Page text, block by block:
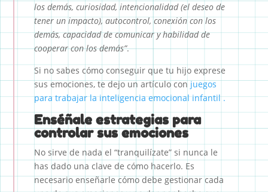
los demás, curiosidad, intencionalidad (el deseo de
tener un impacto), autocontrol, conexión con los
demás, capacidad de comunicar y habilidad de
cooperar con los demás”.
Si no sabes cómo conseguir que tu hijo exprese
sus emociones, te dejo un artículo conjuegos
para trabajar la inteligencia emocional infantil .
Enséñale estrategias para
controlar sus emociones
No sirve de nada el “tranquilízate” si nunca le
has dado una clave de cómo hacerlo. Es
necesario enseñarle cómo debe gestionar cada